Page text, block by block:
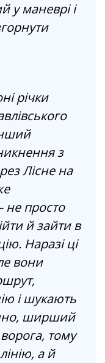
у маневрі і
річки
з
Лісне на
не просто
й зайти в
Наразі ці
вони
і шукають
ширший
ворога, тому
а й